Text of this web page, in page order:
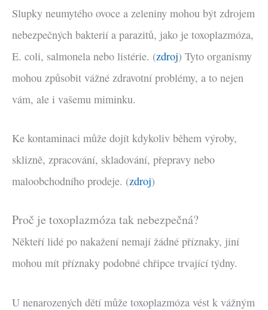
Slupky neumytého ovoce a zeleniny mohou být zdrojem
nebezpečných bakterií a parazitů, jako je toxoplazmóza,
E. coli, salmonela nebo listérie. (zdroj) Tyto organismy
mohou způsobit vážné zdravotní problémy, a to nejen
vám, ale i vašemu miminku.
Ke kontaminaci může dojít kdykoliv během výroby,
sklizně, zpracování, skladování, přepravy nebo
maloobchodního prodeje. (zdroj)
Proč je toxoplazmóza tak nebezpečná?
Někteří lidé po nakažení nemají žádné příznaky, jiní
mohou mít příznaky podobné chřipce trvající týdny.
U nenarozených dětí může toxoplazmóza vést k vážným